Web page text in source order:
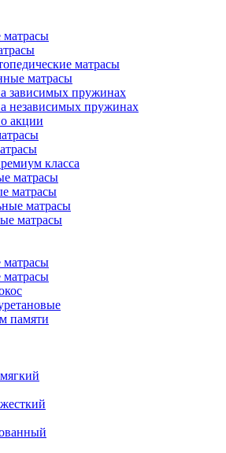
матрасы
матрасы
матрасы
зависимых пружинах
независимых пружинах
акции
класса
матрасы
матрасы
матрасы
матрасы
матрасы
матрасы
памяти